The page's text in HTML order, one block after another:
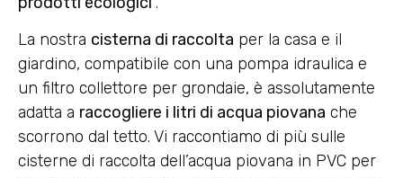
La nostra cisterna di raccolta per la casa e il
giardino, compatibile con una pompa idraulica e
un filtro collettore per grondaie, è assolutamente
adatta a raccogliere i litri di acqua piovana che
scorrono dal tetto. Vi raccontiamo di più sulle
cisterne di raccolta dell’acqua piovana in PVC per